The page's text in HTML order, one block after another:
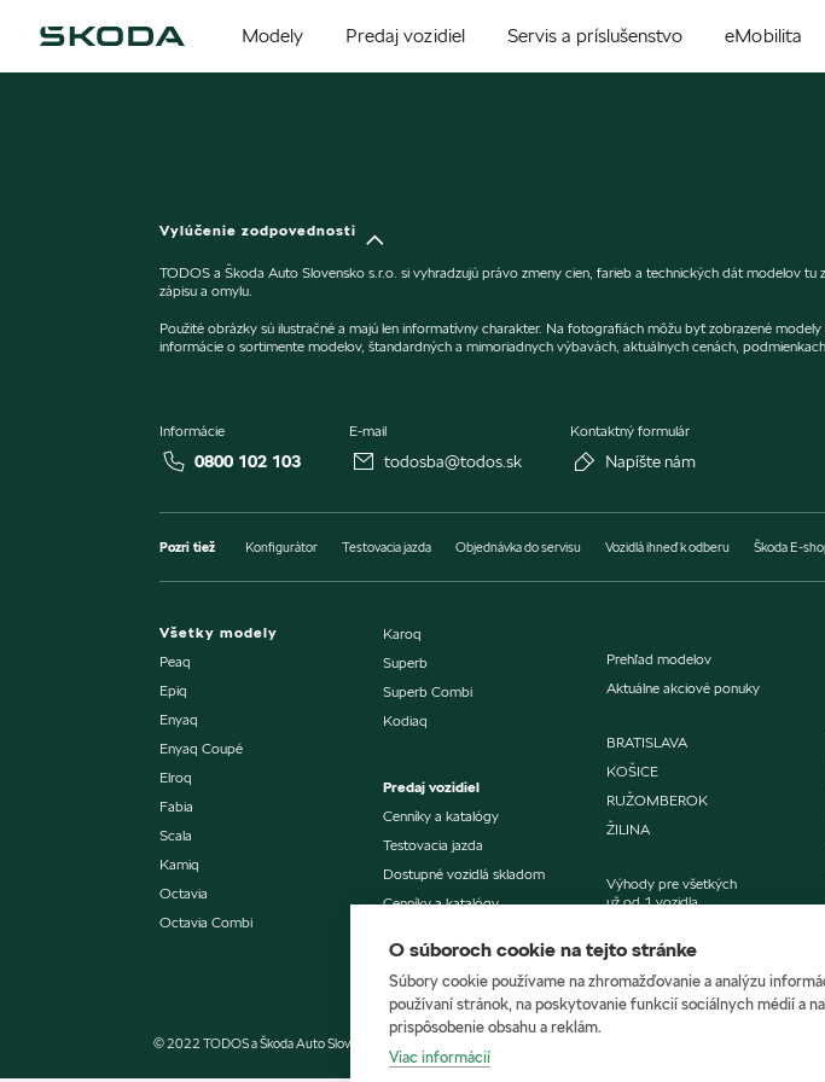
Modely Predaj vozidiel Servis a príslušenstvo eMobilita
Vylúčenie zodpovednosti
TODOS a Škoda Auto Slovensko s.r.o. si vyhradzujú právo zmeny cien, farieb a technických dát modelov
zápisu a omylu.
Použité obrázky sú ilustračné a majú len informatívny charakter. Na fotografiách môžu byť zobrazené
informácie o sortimente modelov, štandardných a mimoriadnych výbavách, aktuálnych cenách,
Informácie
0800 102 103
E-mail
todosba@todos.sk
Kontaktný formulár
Napíšte nám
Pozri tiež Konfigurátor Testovacia jazda Objednávka do servisu Vozidlá ihneď k odberu Škoda E-
Všetky modely
Peaq
Epiq
Enyaq
Enyaq Coupé
Elroq
Fabia
Scala
Kamiq
Octavia
Octavia Combi
Karoq
Superb
Superb Combi
Kodiaq
Predaj vozidiel
Cenníky a katalógy
Testovacia jazda
Dostupné vozidlá skladom
Cenníky a katalógy
Naše prevádzky
Prehľad modelov
Aktuálne akciové ponuky
BRATISLAVA
KOŠICE
RUŽOMBEROK
ŽILINA
Výhody pre všetkých
už od 1 vozidla
© 2022 TODOS a Škoda Auto Slovensko s.r.o.
O súboroch cookie na tejto stránke
Súbory cookie používame na zhromažďovanie a analýzu
používaní stránok, na poskytovanie funkcií sociálnych médií a
prispôsobenie obsahu a reklám.
Viac informácií